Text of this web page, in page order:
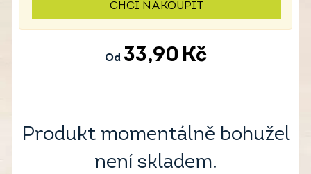
CHCI NAKOUPIT
Od 33,90 Kč
Produkt momentálně bohužel
není skladem.